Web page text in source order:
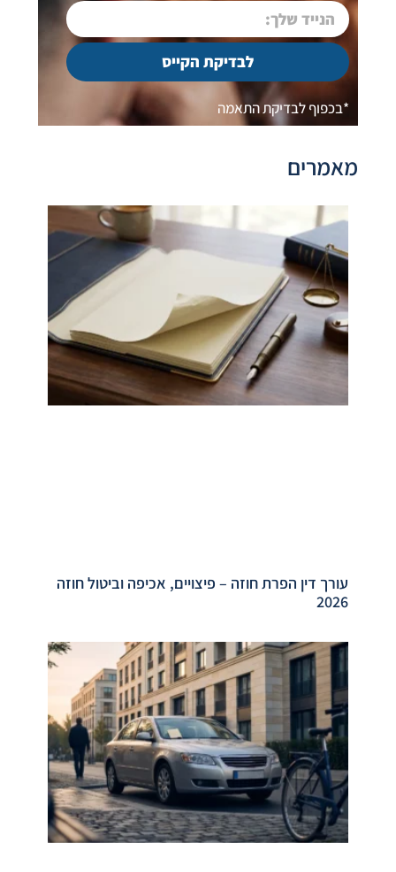
לבדיקת הקייס
*בכפוף לבדיקת התאמה
מאמרים
עורך דין הפרת חוזה – פיצויים, אכיפה וביטול חוזה
2026